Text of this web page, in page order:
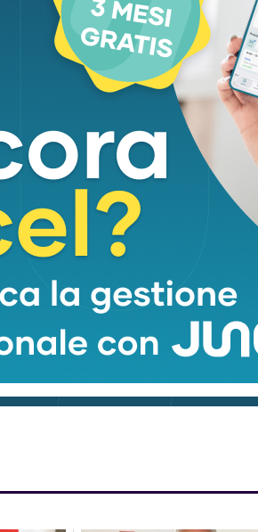
Muore sul sentiero
davanti ai nipoti:
dramma a due passi
dal rifugio Nello Conti